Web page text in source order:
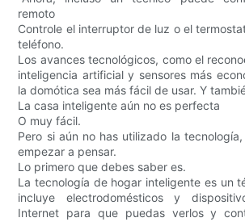
remoto
Controle el interruptor de luz o el
teléfono.
Los avances tecnológicos, como el
inteligencia artificial y sensores más
la domótica sea más fácil de usar. Y
La casa inteligente aún no es perfecta
O muy fácil.
Pero si aún no has utilizado la
empezar a pensar.
Lo primero que debes saber es.
La tecnología de hogar inteligente es un
incluye electrodomésticos y
Internet para que puedas verlos y